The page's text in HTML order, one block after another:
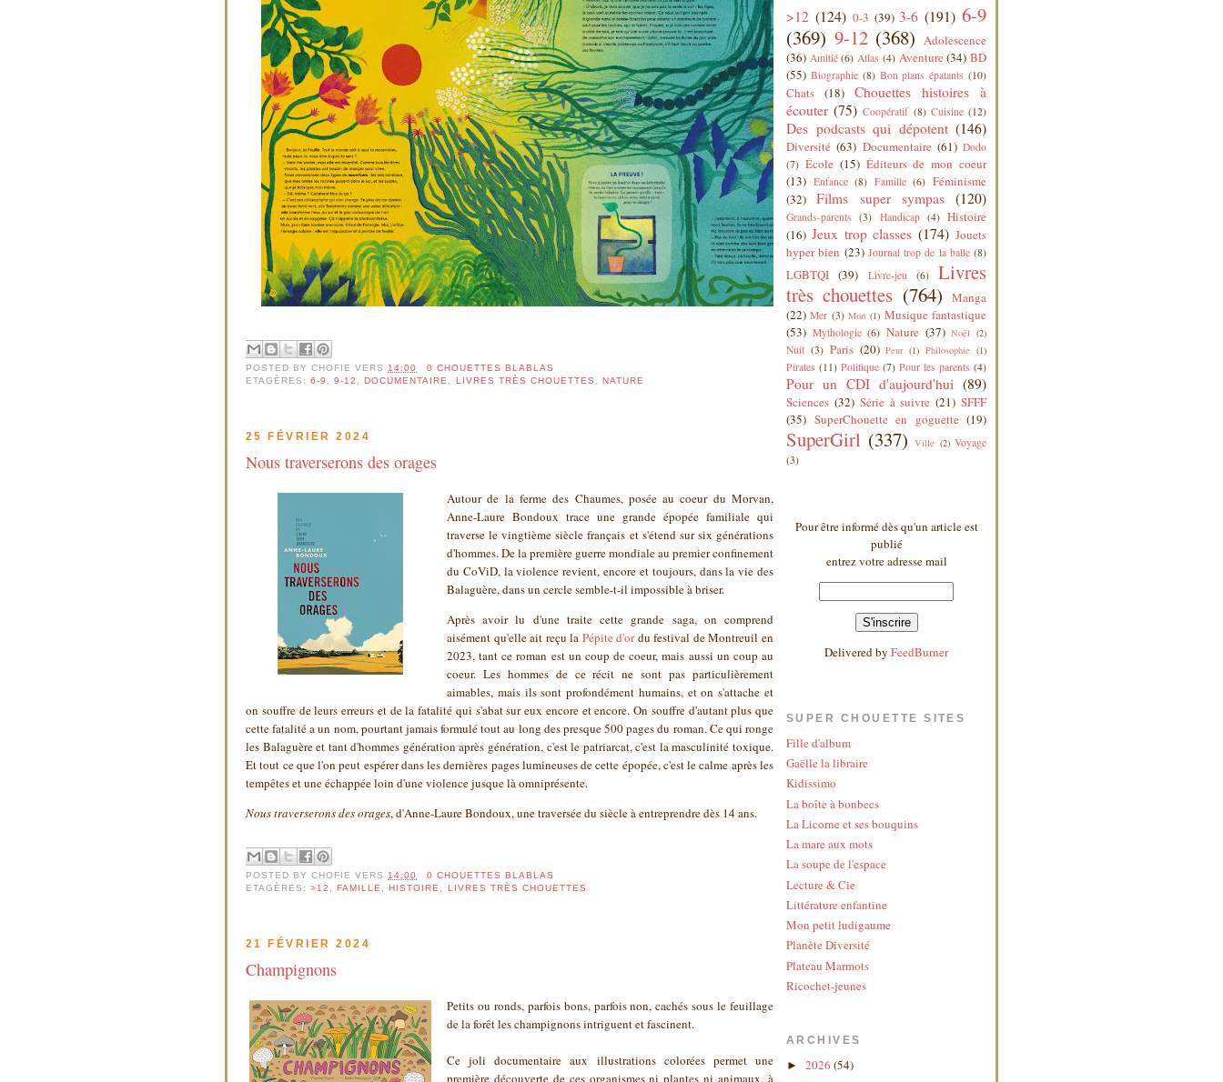
POSTED BYCHOFIE VERS 14:00
0 CHOUETTES BLABLAS
ETAGÈRES:6-9 ,9-12 ,DOCUMENTAIRE LIVRES TRÈS CHOUETTES NATURE
25 FÉVRIER 2024
Nous traverserons des orages
Autour de la ferme des Chaumes, posée au coeur du Morvan,
Anne-Laure Bondoux trace une grande épopée familiale qui
traverse le vingtième siècle français et s'étend sur six générations
d'hommes. De la première guerre mondiale au premier confinement
du CoViD, la violence revient, encore et toujours, dans la vie des
Balaguère, dans un cercle semble-t-il impossible à briser.
Après avoir lu d'une traite cette grande saga, on comprend
aisément qu'elle ait reçu la Pépite d'ordu festival de Montreuil en
2023, tant ce roman est un coup de coeur, mais aussi un coup au
coeur. Les hommes de ce récit ne sont pas particulièrement
aimables, mais ils sont profondément humains, et on s'attache et
on souffre de leurs erreurs et de la fatalité qui s'abat sur eux encore et encore. On souffre d'autant plus que
cette fatalité a un nom, pourtant jamais formulé tout au long des presque 500 pages du roman. Ce qui ronge
les Balaguère et tant d'hommes génération après génération, c'est le patriarcat, c'est la masculinité toxique.
Et tout ce que l'on peut espérer dans les dernières pages lumineuses de cette épopée, c'est le calme après les
tempêtes et une échappée loin d'une violence jusque là omniprésente.
Nous traverserons des orages, d'Anne-Laure Bondoux, une traversée du siècle à entreprendre dès 14 ans.
POSTED BYCHOFIE VERS 14:00
0 CHOUETTES BLABLAS
ETAGÈRES:>12 ,FAMILLE ,HISTOIRE LIVRES TRÈS CHOUETTES
21 FÉVRIER 2024
Champignons
Petits ou ronds, parfois bons, parfois non, cachés sous le feuillage
de la forêt les champignons intriguent et fascinent.
Ce joli documentaire aux illustrations colorées permet une
première découverte de ces organismes ni plantes ni animaux, à
>12 (124) 0-3 (39) 3-6 (191) 6-9
(369) 9-12 (368)
Adolescence
(36) Amitié (6) Atlas (4) Aventure (34) BD
(55) Biographie (8) Bon plans épatants (10)
Chats (18)
Chouettes histoires à
écouter (75) Coopératif (8) Cuisine (12)
Des podcasts qui dépotent (146)
Diversité (63) Documentaire (61) Dodo
(7) École (15) Éditeurs de mon coeur
(13) Enfance (8) Famille (6) Féminisme
(32)
Films super sympas (120)
Grands-parents (3) Handicap (4) Histoire
(16) Jeux trop classes (174) Jouets
hyper bien (23) Journal trop de la balle (8)
LGBTQI (39) Livre-jeu (6)
Livres
très chouettes (764)
Manga
(22) Mer (3) Mort (1) Musique fantastique
(53) Mythologie (6) Nature (37) Noël (2)
Nuit (3) Paris (20) Peur (1) Philosophie (1)
Pirates (11) Politique (7) Pour les parents (4)
Pour un CDI d'aujourd'hui (89)
Sciences (32) Série à suivre (21) SFFF
(35) SuperChouette en goguette (19)
SuperGirl (337) Ville (2) Voyage
(3)
Pour être informé dès qu'un article est
publié
entrez votre adresse mail
Delivered by FeedBurner
SUPER CHOUETTE SITES
Fille d'album
Gaëlle la libraire
Kidissimo
La boîte à bonbecs
La Licorne et ses bouquins
La mare aux mots
La soupe de l'espace
Lecture & Cie
Littérature enfantine
Mon petit ludigaume
Planète Diversité
Plateau Marmots
Ricochet-jeunes
ARCHIVES
► 2026 (54)